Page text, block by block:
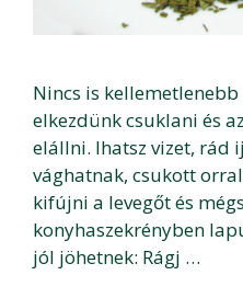
Nincs is
elkezdünk csuklani és
elállni. Ihatsz vizet, rád
vághatnak, csukott
kifújni a levegőt és
konyhaszekrényben
jól jöhetnek: Rágj …